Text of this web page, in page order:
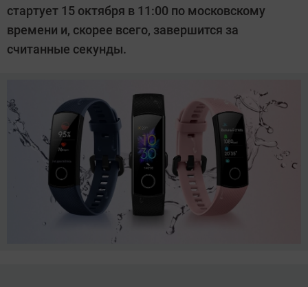
стартует 15 октября в 11:00 по московскому
времени и, скорее всего, завершится за
считанные секунды.